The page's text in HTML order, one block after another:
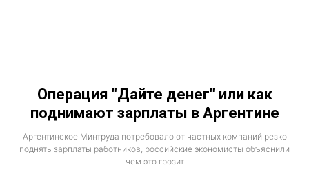
Операция "Дайте денег" или как
поднимают зарплаты в Аргентине
Аргентинское Минтруда потребовало от частных компаний резко
поднять зарплаты работников, российские экономисты объяснили
чем это грозит